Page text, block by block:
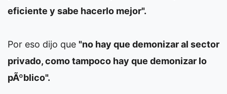
eficiente y sabe hacerlo mejor".
Por eso dijo que "no hay que demonizar al sector
privado, como tampoco hay que demonizar lo
pÃºblico".